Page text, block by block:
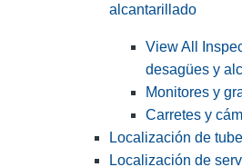
alcantarillado
View All
desagües y
Monitores y
Carretes y
Localización de
Localización de